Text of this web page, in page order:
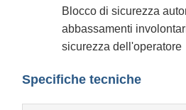
Blocco di sicurezza
abbassamenti
sicurezza dell'operatore
Specifiche tecniche